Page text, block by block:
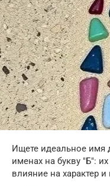
Ищете идеальное имя
именах на букву "Б":
влияние на характер